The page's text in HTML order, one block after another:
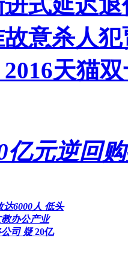
式延迟
意杀人
天猫
亿元逆回
6000人 低头
办公产业
司 疑 20亿